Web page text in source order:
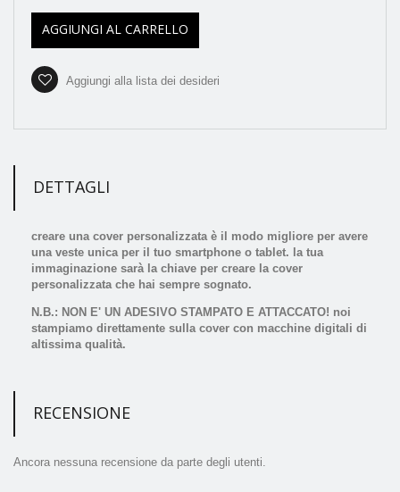
AGGIUNGI AL CARRELLO
Aggiungi alla lista dei desideri
DETTAGLI
creare una cover personalizzata è il modo migliore per avere
una veste unica per il tuo smartphone o tablet. la tua
immaginazione sarà la chiave per creare la cover
personalizzata che hai sempre sognato.
N.B.: NON E' UN ADESIVO STAMPATO E ATTACCATO! noi
stampiamo direttamente sulla cover con macchine digitali di
altissima qualità.
RECENSIONE
Ancora nessuna recensione da parte degli utenti.